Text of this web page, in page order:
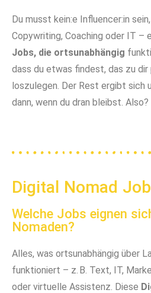
Du musst kein:e Influencer:in
Copywriting, Coaching oder IT –
Jobs, die ortsunabhängig
dass du etwas findest, das zu
loszulegen. Der Rest ergibt sich
dann, wenn du dran bleibst. Also?
Digital Nomad
Welche Jobs eignen
Nomaden?
Alles, was ortsunabhängig über
funktioniert – z. B. Text, IT,
oder virtuelle Assistenz. Diese